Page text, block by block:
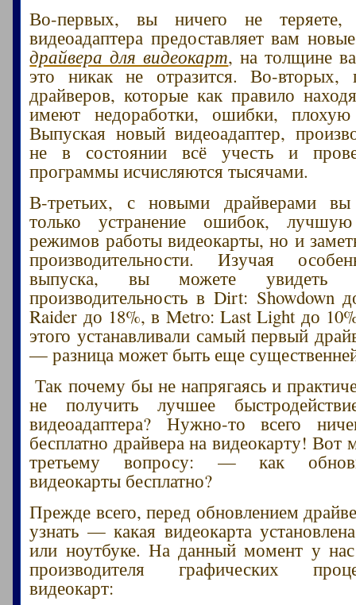
Во-первых, вы ничего не теряете,
видеоадаптера предоставляет вам
драйвера для видеокарт, на толщине
это никак не отразится. Во-вторых,
драйверов, которые как правило
имеют недоработки, ошибки,
Выпуская новый видеоадаптер,
не в состоянии всё учесть и
программы исчисляются тысячами.
В-третьих, с новыми драйверами вы
только устранение ошибок,
режимов работы видеокарты, но и
производительности. Изучая
выпуска, вы можете увидеть
производительность в Dirt: Showdown
Raider до 18%, в Metro: Last Light до
этого устанавливали самый первый
— разница может быть еще
Так почему бы не напрягаясь и
не получить лучшее
видеоадаптера? Нужно-то всего
бесплатно драйвера на видеокарту!
третьему вопросу: — как
видеокарты бесплатно?
Прежде всего, перед обновлением
узнать — какая видеокарта
или ноутбуке. На данный момент у
производителя графических
видеокарт: